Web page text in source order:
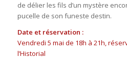
de délier les fils d’un mystère
pucelle de son funeste destin.
Date et réservation :
Vendredi 5 mai de 18h à 21h,
l’Historial